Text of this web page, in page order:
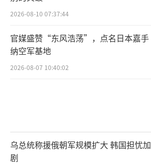
2026-08-10 07:37:44
官媒盛赞“东风浩荡”，点名日本嘉手
纳空军基地
2026-08-07 10:40:02
乌总统称援俄朝军规模扩大 韩国担忧加
剧